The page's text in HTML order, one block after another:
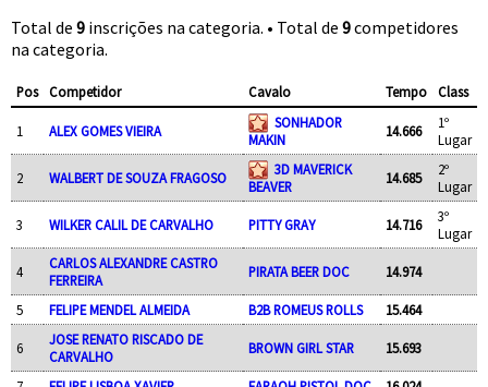
Total de 9inscrições na categoria. • Total de 9competidores
na categoria.
Pos Competidor Cavalo Tempo Class
1 ALEX GOMES VIEIRA
SONHADOR
MAKIN
14.666
1º
Lugar
2 WALBERT DE SOUZA FRAGOSO
3D MAVERICK
BEAVER
14.685
2º
Lugar
3 WILKER CALIL DE CARVALHO PITTY GRAY 14.716
3º
Lugar
4
CARLOS ALEXANDRE CASTRO
FERREIRA
PIRATA BEER DOC 14.974
5 FELIPE MENDEL ALMEIDA B2B ROMEUS ROLLS 15.464
6
JOSE RENATO RISCADO DE
CARVALHO
BROWN GIRL STAR 15.693